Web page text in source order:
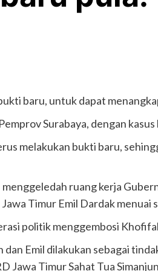
baru, untuk dapat
Surabaya, dengan kasus
melakukan bukti baru,
ruang kerja
Timur Emil Dardak menuai
politik menggembosi
Emil dilakukan sebagai
Jawa Timur Sahat Tua